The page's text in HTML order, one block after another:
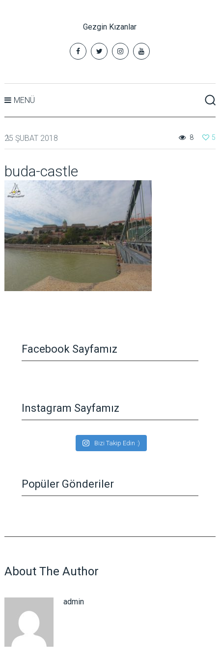
Gezgin Kızanlar
MENÜ
25 ŞUBAT 2018 5
8
buda-castle
Facebook Sayfamız
Instagram Sayfamız
Bizi Takip Edin :)
Popüler Gönderiler
About The Author
admin